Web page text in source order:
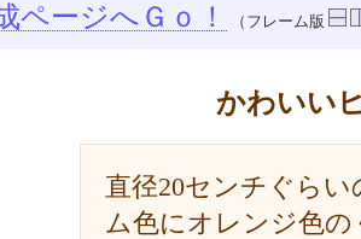
ページへＧｏ！ （フレーム版
かわいい
直径20センチぐら
ム色にオレンジ色